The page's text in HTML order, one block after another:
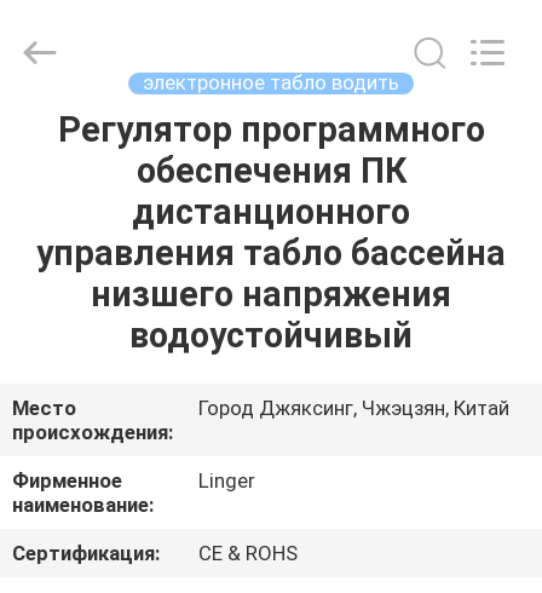
ДОМ
ПРОДУКТЫ
ПУТЕШЕСТВИЕ
ФАБРИКИ
ПРОВЕРКА
КАЧЕСТВА
Technology
электронное табло водить
Регулятор программного
обеспечения ПК
дистанционного
управления табло бассейна
низшего напряжения
водоустойчивый
Место
происхождения:
Город Джяксинг, Чжэцзян, Китай
Фирменное
наименование:
Linger
Сертификация:
CE & ROHS